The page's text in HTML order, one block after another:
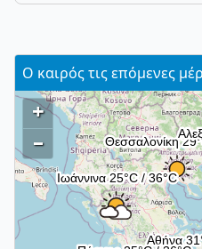
Ο καιρός τις επόμενες
+
–